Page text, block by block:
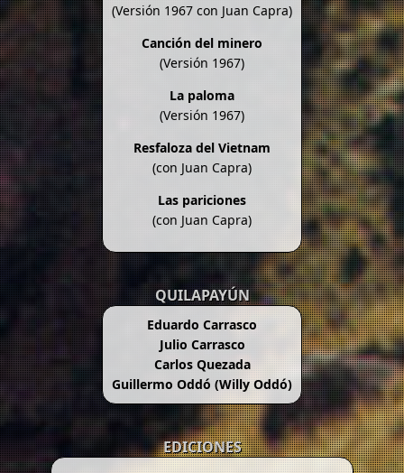
(Versión 1967 con Juan Capra)
Canción del minero
(Versión 1967)
La paloma
(Versión 1967)
Resfaloza del Vietnam
(con Juan Capra)
Las pariciones
(con Juan Capra)
QUILAPAYÚN
Eduardo Carrasco
Julio Carrasco
Carlos Quezada
Guillermo Oddó (Willy Oddó)
EDICIONES